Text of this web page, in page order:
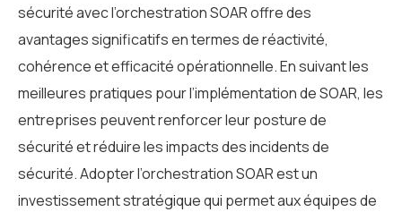
sécurité avec l’orchestration SOAR offre des
avantages significatifs en termes de réactivité,
cohérence et efficacité opérationnelle. En suivant les
meilleures pratiques pour l’implémentation de SOAR, les
entreprises peuvent renforcer leur posture de
sécurité et réduire les impacts des incidents de
sécurité. Adopter l’orchestration SOAR est un
investissement stratégique qui permet aux équipes de